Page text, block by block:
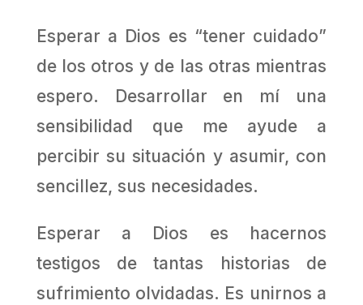
Esperar a Dios es “tener cuidado”
de los otros y de las otras mientras
espero. Desarrollar en mí una
sensibilidad que me ayude a
percibir su situación y asumir, con
sencillez, sus necesidades.
Esperar a Dios es hacernos
testigos de tantas historias de
sufrimiento olvidadas. Es unirnos a